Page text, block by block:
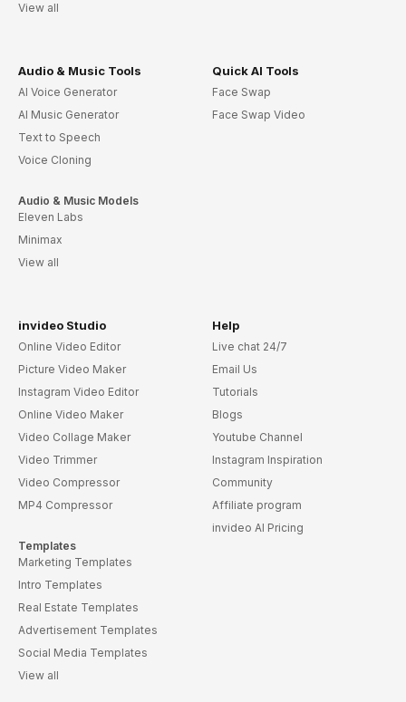
View all
Audio & Music Tools
AI Voice Generator
AI Music Generator
Text to Speech
Voice Cloning
Audio & Music Models
Eleven Labs
Minimax
View all
Quick AI Tools
Face Swap
Face Swap Video
invideo Studio
Online Video Editor
Picture Video Maker
Instagram Video Editor
Online Video Maker
Video Collage Maker
Video Trimmer
Video Compressor
MP4 Compressor
Templates
Marketing Templates
Intro Templates
Real Estate Templates
Advertisement Templates
Social Media Templates
View all
Help
Live chat 24/7
Email Us
Tutorials
Blogs
Youtube Channel
Instagram Inspiration
Community
Affiliate program
invideo AI Pricing